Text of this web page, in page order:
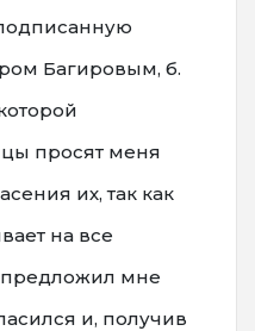
Багировым, б.
просят меня
их, так как
на все
мне
и, получив